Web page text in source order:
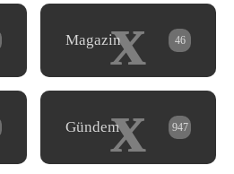
x
Magazin 46
x
Gündem 947